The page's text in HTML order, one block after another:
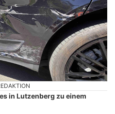
in Lutzenberg zu einem